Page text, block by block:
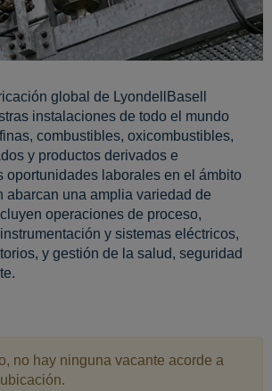
global de LyondellBasell
instalaciones de todo el mundo
combustibles, oxicombustibles,
y productos derivados e
oportunidades laborales en el ámbito
abarcan una amplia variedad de
operaciones de proceso,
y sistemas eléctricos,
y gestión de la salud, seguridad
no hay ninguna vacante acorde a